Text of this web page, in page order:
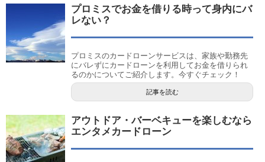
プロミスでお金を借りる時って身内にバ
レない？
プロミスのカードローンサービスは、家族や勤務先
にバレずにカードローンを利用してお金を借りられ
るのかについてご紹介します。今すぐチェック！
記事を読む
アウトドア・バーベキューを楽しむなら
エンタメカードローン